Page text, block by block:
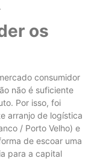
os
consumidor
não é suficiente
Por isso, foi
arranjo de logística
/ Porto Velho) e
de escoar uma
para a capital